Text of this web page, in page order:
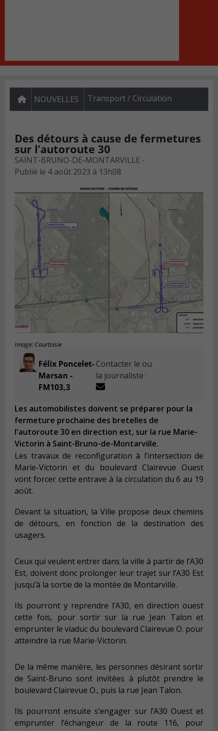
NOUVELLES Transport / Circulation
Des détours à cause de fermetures
sur l’autoroute 30
SAINT-BRUNO-DE-MONTARVILLE -
Publié le 4 août 2023 à 13h08
Image: Courtoisie
Félix Poncelet-
Marsan -
FM103,3
Contacter le ou
la journaliste :
Les automobilistes doivent se préparer pour la
fermeture prochaine des bretelles de
l'autoroute 30 en direction est, sur la rue Marie-
Victorin à Saint-Bruno-de-Montarville.
Les travaux de reconfiguration à l’intersection de
Marie-Victorin et du boulevard Clairevue Ouest
vont forcer cette entrave à la circulation du 6 au 19
août.
Devant la situation, la Ville propose deux chemins
de détours, en fonction de la destination des
usagers.
Ceux qui veulent entrer dans la ville à partir de l’A30
Est, doivent donc prolonger leur trajet sur l’A30 Est
jusqu’à la sortie de la montée de Montarville.
Ils pourront y reprendre l’A30, en direction ouest
cette fois, pour sortir sur la rue Jean Talon et
emprunter le viaduc du boulevard Clairevue O. pour
atteindre la rue Marie-Victorin.
De la même manière, les personnes désirant sortir
de Saint-Bruno sont invitées à plutôt prendre le
boulevard Clairevue O., puis la rue Jean Talon.
Ils pourront ensuite s’engager sur l’A30 Ouest et
emprunter l’échangeur de la route 116, pour